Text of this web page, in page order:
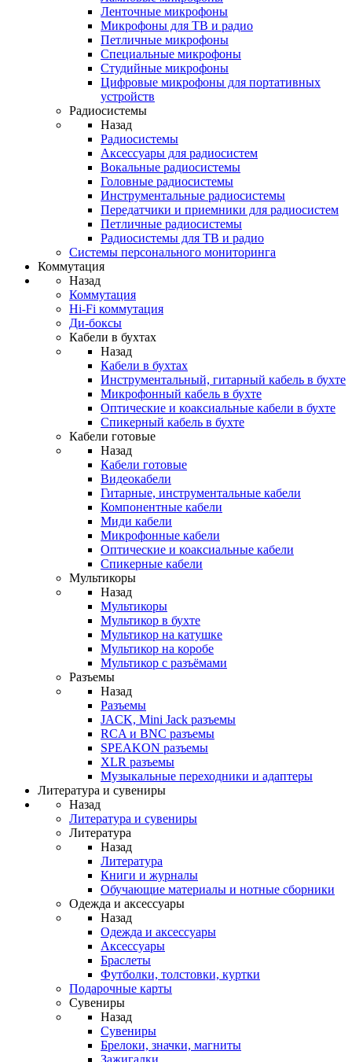
Ленточные микрофоны
Микрофоны для ТВ и радио
Петличные микрофоны
Специальные микрофоны
Студийные микрофоны
Цифровые микрофоны для портативных
устройств
Радиосистемы
Назад
Радиосистемы
Аксессуары для радиосистем
Вокальные радиосистемы
Головные радиосистемы
Инструментальные радиосистемы
Передатчики и приемники для радиосистем
Петличные радиосистемы
Радиосистемы для ТВ и радио
Системы персонального мониторинга
Коммутация
Назад
Коммутация
Hi-Fi коммутация
Ди-боксы
Кабели в бухтах
Назад
Кабели в бухтах
Инструментальный, гитарный кабель в бухте
Микрофонный кабель в бухте
Оптические и коаксиальные кабели в бухте
Спикерный кабель в бухте
Кабели готовые
Назад
Кабели готовые
Видеокабели
Гитарные, инструментальные кабели
Компонентные кабели
Миди кабели
Микрофонные кабели
Оптические и коаксиальные кабели
Спикерные кабели
Мультикоры
Назад
Мультикоры
Мультикор в бухте
Мультикор на катушке
Мультикор на коробе
Мультикор с разъёмами
Разъемы
Назад
Разъемы
JACK, Mini Jack разъемы
RCA и BNC разъемы
SPEAKON разъемы
XLR разъемы
Музыкальные переходники и адаптеры
Литература и сувениры
Назад
Литература и сувениры
Литература
Назад
Литература
Книги и журналы
Обучающие материалы и нотные сборники
Одежда и аксессуары
Назад
Одежда и аксессуары
Аксессуары
Браслеты
Футболки, толстовки, куртки
Подарочные карты
Сувениры
Назад
Сувениры
Брелоки, значки, магниты
Зажигалки